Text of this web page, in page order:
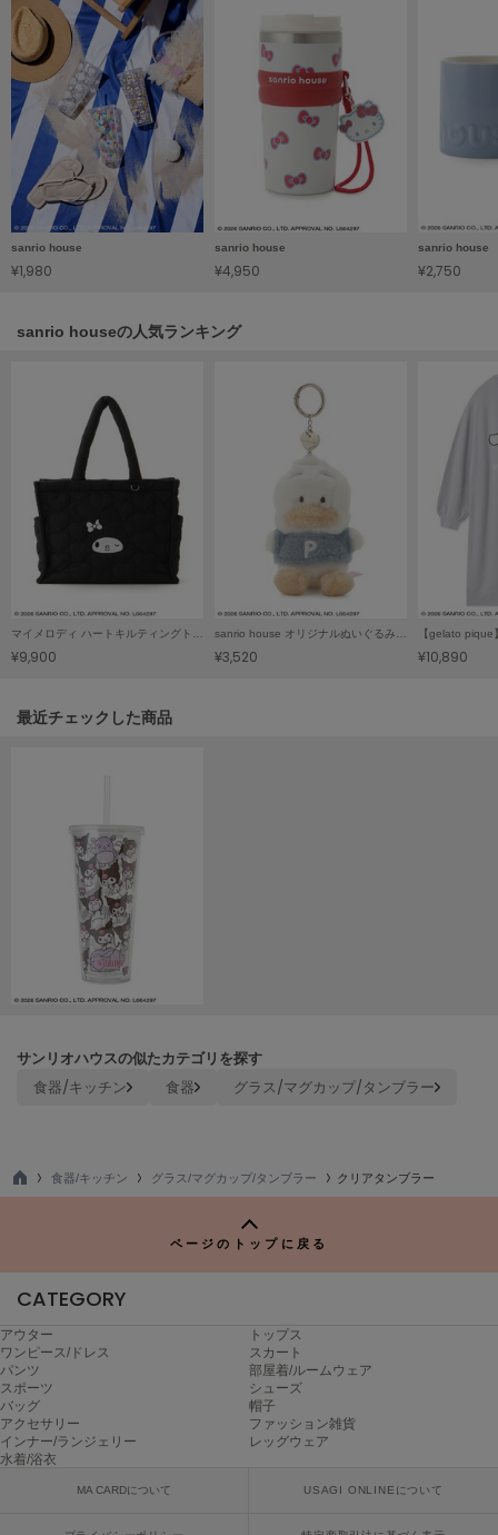
SHAKA
シャカ
Sneakers by emmi
スニーカーズ バイ エミ
Snow Peak
スノーピーク
SNIDEL
スナイデル
SNIDEL HOME
SOFER
SOMEWHERE BUTTER.
サムウェアバター
Stylevoice for xxx
スタイルヴォイスフォー
SUICOKE
SUPERGA
スペルガ
swanë
スワネ
トーアンドトー
The Barnnet
ザバーネット
THE NORTH FACE
TODAYFUL
トゥデイフル
UNDERSON UNDERSON
アンダーソン アンダーソン
un/neu
アンノイ
URBAN RESEARCH ROSSO
アーバンリサーチ ロッソ
USAGI Books
sanrio house
¥1,980
sanrio house
¥4,950
sanrio house
¥2,750
sanrio houseの人気ランキング
¥9,900 ¥3,520 ¥10,890
関連記事
最近チェックした商品
サンリオハウスの似たカテゴリを探す
食器/キッチン 食器 グラス/マグカップ/タンブラー
TO
食器/キッチン グラス/マグカップ/タンブラー クリアタンブラー
ページのトップに戻る
CATEGORY
アウター
トップス
ワンピース/ドレス
スカート
パンツ
部屋着/ルームウェア
スポーツ
シューズ
バッグ
帽子
アクセサリー
ファッション雑貨
インナー/ランジェリー
レッグウェア
水着/浴衣
MA CARDについて USAGI ONLINEについて